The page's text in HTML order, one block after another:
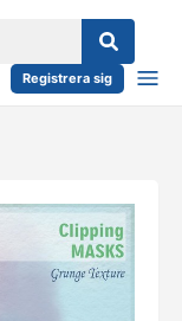
Registrera sig